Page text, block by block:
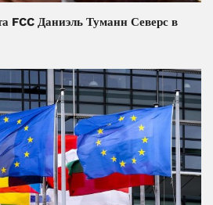
FCC Даниэль Туманн Северс в